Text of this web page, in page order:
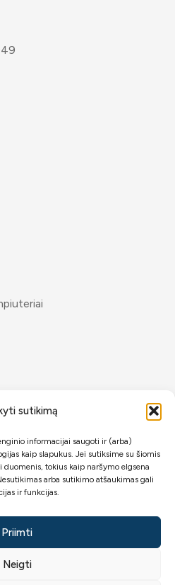
sutikimą
informacijai saugoti ir (arba)
kaip slapukus. Jei sutiksime su šiomis
tokius kaip naršymo elgsena
arba sutikimo atšaukimas gali
ir funkcijas.
Priimti
Neigti